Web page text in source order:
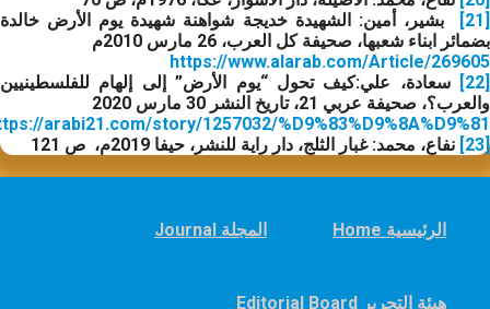
بشير، أمين: الشهيدة خديجة شواهنة شهيدة يوم الأرض خالدة
بضمائر ابناء شعبها، صحيفة كل العرب، 26 مارس 2010م
https://www.alarab.com/Article/269605
سعادة، علي:كيف تحول “يوم الأرض” إلى إلهام للفلسطينيين
والعرب؟، صحيفة عربي 21، تاريخ النشر 30 مارس 2020
arabi21.com/story/1257032/%D9%83%D9%8A%D9%81-
[23]
نفاع، محمد: غبار الثلج، دار راية للنشر، حيفا 2019م، ص 121
Home الرئيسية Journal المجلة
Editorial Board هيئة التحرير